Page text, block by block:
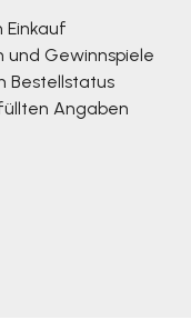
Einkauf
und Gewinnspiele
Bestellstatus
Angaben